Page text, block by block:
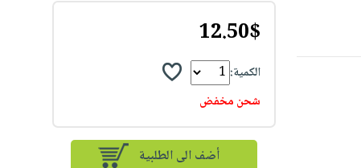
12.50$
الكمية:
شحن مخفض
أضف الى الطلبية